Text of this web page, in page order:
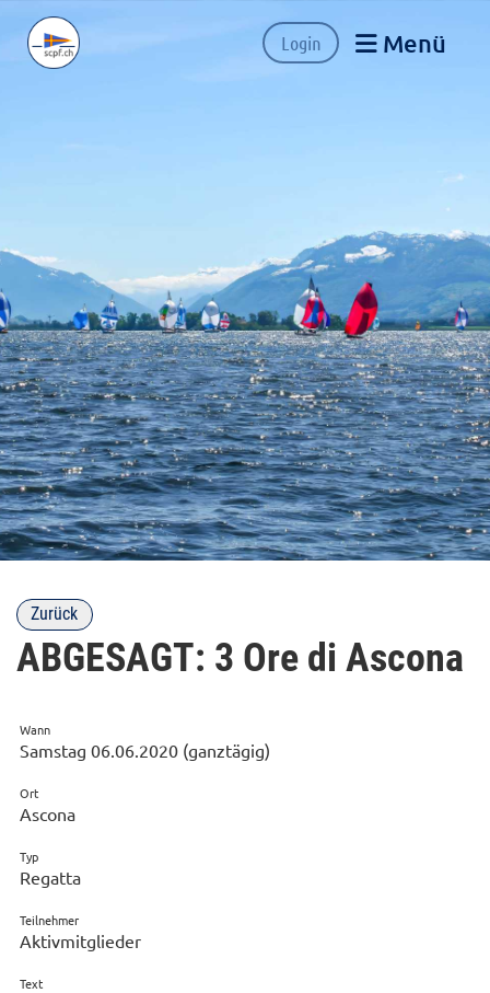
Login Menü
Zurück
ABGESAGT: 3 Ore di Ascona
Wann
Samstag 06.06.2020 (ganztägig)
Ort
Ascona
Typ
Regatta
Teilnehmer
Aktivmitglieder
Text